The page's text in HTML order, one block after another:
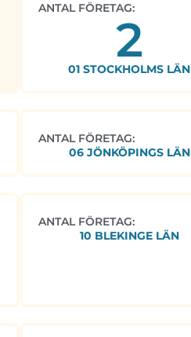
ANTAL FÖRETAG:
2
01 STOCKHOLMS LÄN
ANTAL FÖRETAG:
06 JÖNKÖPINGS LÄN
ANTAL FÖRETAG:
10 BLEKINGE LÄN